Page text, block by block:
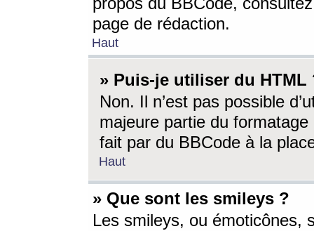
page de rédaction.
Haut
» Puis-je utiliser du HTML
Non. Il n’est pas possible
majeure partie du
fait par du BBCode à la
Haut
» Que sont les smileys ?
Les smileys, ou émoticônes,